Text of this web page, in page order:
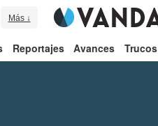
Más ↓
Reportajes Avances Trucos